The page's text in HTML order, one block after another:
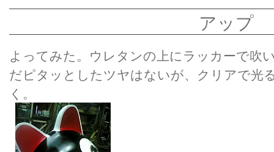
アップ
よってみた。ウレタンの上にラッカーで吹
だピタッとしたツヤはないが、クリアで光
く。